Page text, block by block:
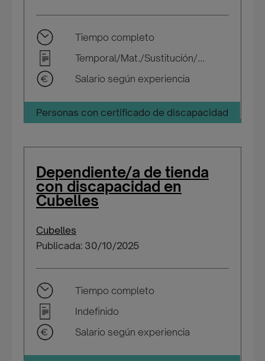
Tiempo completo
Temporal/Mat./Sustitución/...
Salario según experiencia
Personas con certificado de discapacidad
Dependiente/a de tienda
con discapacidad en
Cubelles
Cubelles
Publicada: 30/10/2025
Tiempo completo
Indefinido
Salario según experiencia